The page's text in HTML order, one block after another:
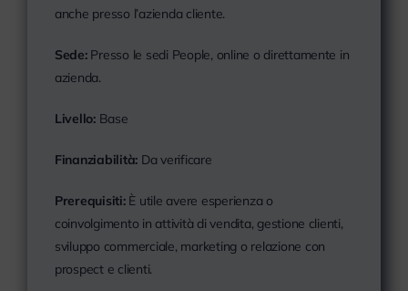
anche presso l’azienda cliente.
Sede:Presso le sedi People, online o direttamente in
azienda.
Livello:Base
Finanziabilità: Da verificare
Prerequisiti:È utile avere esperienza o
coinvolgimento in attività di vendita, gestione clienti,
sviluppo commerciale, marketing o relazione con
prospect e clienti.